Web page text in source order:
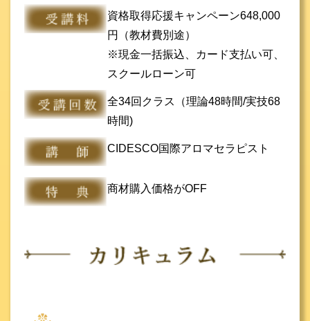
資格取得応援キャンペーン648,000
円（教材費別途）
※現金一括振込、カード支払い可、
スクールローン可
全34回クラス（理論48時間/実技68
時間)
CIDESCO国際アロマセラピスト
商材購入価格がOFF